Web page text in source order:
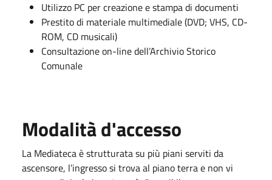
Utilizzo PC per creazione e stampa di documenti
Prestito di materiale multimediale (DVD; VHS, CD-
ROM, CD musicali)
Consultazione on-line dell’Archivio Storico
Comunale
Modalità d'accesso
La Mediateca è strutturata su più piani serviti da
ascensore, l’ingresso si trova al piano terra e non vi